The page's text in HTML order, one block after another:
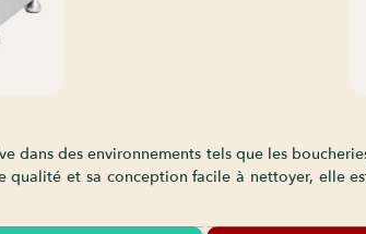
dans des environnements tels que les
qualité et sa conception facile à nettoyer, elle